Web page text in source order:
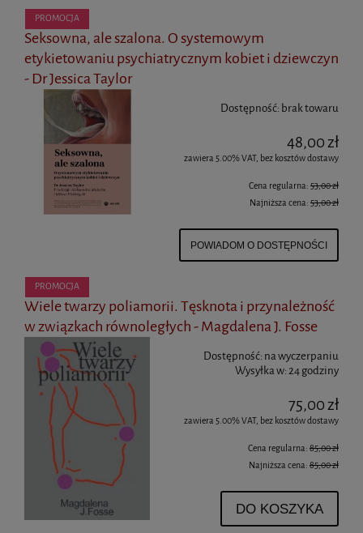
Seksowna, ale szalona. O systemowym
etykietowaniu psychiatrycznym kobiet i dziewczyn
- Dr Jessica Taylor
Dostępność: brak towaru
48,00 zł
zawiera 5.00% VAT, bez kosztów dostawy
Cena regularna: 53,00 zł
Najniższa cena: 53,00 zł
POWIADOM O DOSTĘPNOŚCI
PROMOCJA
Wiele twarzy poliamorii. Tęsknota i przynależność
w związkach równoległych - Magdalena J. Fosse
Dostępność: na wyczerpaniu
Wysyłka w:24 godziny
75,00 zł
zawiera 5.00% VAT, bez kosztów dostawy
Cena regularna: 85,00 zł
Najniższa cena: 85,00 zł
DO KOSZYKA
PROMOCJA